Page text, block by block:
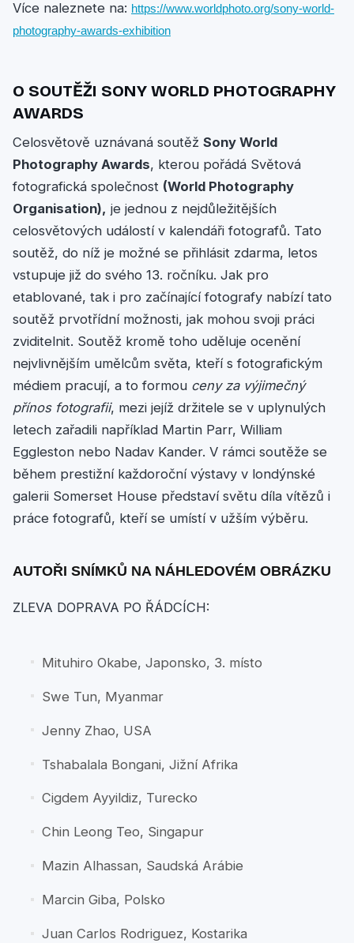
Více naleznete na: https://www.worldphoto.org/sony-world-
photography-awards-exhibition
O SOUTĚŽI SONY WORLD PHOTOGRAPHY
AWARDS
Celosvětově uznávaná soutěž Sony World
Photography Awards, kterou pořádá Světová
fotografická společnost (World Photography
Organisation), je jednou z nejdůležitějších
celosvětových událostí v kalendáři fotografů. Tato
soutěž, do níž je možné se přihlásit zdarma, letos
vstupuje již do svého 13. ročníku. Jak pro
etablované, tak i pro začínající fotografy nabízí tato
soutěž prvotřídní možnosti, jak mohou svoji práci
zviditelnit. Soutěž kromě toho uděluje ocenění
nejvlivnějším umělcům světa, kteří s fotografickým
médiem pracují, a to formou ceny za výjimečný
přínos fotografii, mezi jejíž držitele se v uplynulých
letech zařadili například Martin Parr, William
Eggleston nebo Nadav Kander. V rámci soutěže se
během prestižní každoroční výstavy v londýnské
galerii Somerset House představí světu díla vítězů i
práce fotografů, kteří se umístí v užším výběru.
AUTOŘI SNÍMKŮ NA NÁHLEDOVÉM OBRÁZKU
ZLEVA DOPRAVA PO ŘÁDCÍCH:
Mituhiro Okabe, Japonsko, 3. místo
Swe Tun, Myanmar
Jenny Zhao, USA
Tshabalala Bongani, Jižní Afrika
Cigdem Ayyildiz, Turecko
Chin Leong Teo, Singapur
Mazin Alhassan, Saudská Arábie
Marcin Giba, Polsko
Juan Carlos Rodriguez, Kostarika